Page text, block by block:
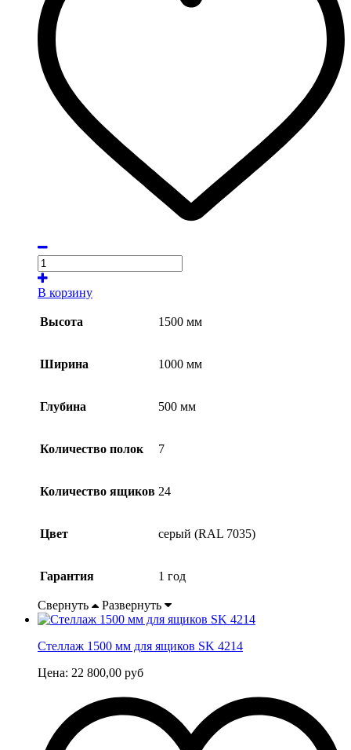
В корзину
Высота 1500 мм
Ширина 1000 мм
Глубина 500 мм
Количество полок 7
Количество ящиков 24
Цвет серый (RAL 7035)
Гарантия 1 год
Свернуть Развернуть
Стеллаж 1500 мм для ящиков SK 4214
Цена: 22 800,00 руб